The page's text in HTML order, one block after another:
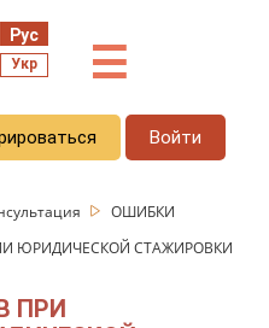
Рус
Укр ☰
Войти
ОШИБКИ
ЮРИДИЧЕСКОЙ СТАЖИРОВКИ
ПРИ